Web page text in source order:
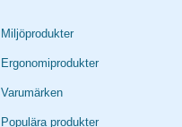
Miljöprodukter
Ergonomiprodukter
Varumärken
Populära produkter